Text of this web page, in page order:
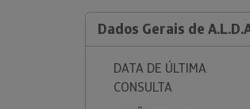
Dados Gerais de
DATA DE ÚLTIMA
CONSULTA